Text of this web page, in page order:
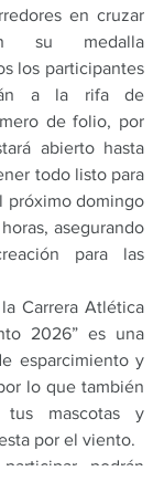
en cruzar
su medalla
los participantes
a la rifa de
de folio, por
abierto hasta
todo listo para
próximo domingo
asegurando
para las
Carrera Atlética
2026” es una
esparcimiento y
lo que también
tus mascotas y
por el viento.
podrán